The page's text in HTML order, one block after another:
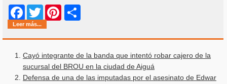
Facebook
Twitter Pinterest
Leer más...
Cayó integrante de la banda que intentó robar cajero de la
sucursal del BROU en la ciudad de Aiguá
Defensa de una de las imputadas por el asesinato de Edwar